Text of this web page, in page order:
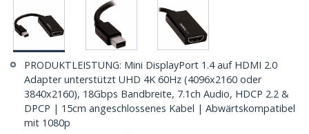
PRODUKTLEISTUNG: Mini DisplayPort 1.4 auf HDMI 2.0
Adapter unterstützt UHD 4K 60Hz (4096x2160 oder
3840x2160), 18Gbps Bandbreite, 7.1ch Audio, HDCP 2.2 &
DPCP | 15cm angeschlossenes Kabel | Abwärtskompatibel
mit 1080p